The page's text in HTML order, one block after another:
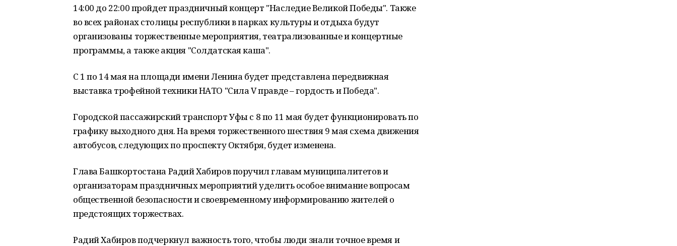
14:00 до 22:00 пройдет праздничный концерт "Наследие Великой Победы". Также
во всех районах столицы республики в парках культуры и отдыха будут
организованы торжественные мероприятия, театрализованные и концертные
программы, а также акция "Солдатская каша".
С 1 по 14 мая на площади имени Ленина будет представлена передвижная
выставка трофейной техники НАТО "Сила V правде – гордость и Победа".
Городской пассажирский транспорт Уфы с 8 по 11 мая будет функционировать по
графику выходного дня. На время торжественного шествия 9 мая схема движения
автобусов, следующих по проспекту Октября, будет изменена.
Глава Башкортостана Радий Хабиров поручил главам муниципалитетов и
организаторам праздничных мероприятий уделить особое внимание вопросам
общественной безопасности и своевременному информированию жителей о
предстоящих торжествах.
Радий Хабиров подчеркнул важность того, чтобы люди знали точное время и